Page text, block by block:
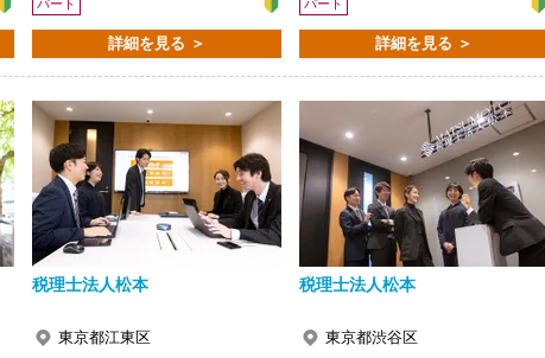
パート
詳細を見る ＞
パート
詳細を見る ＞
税理士法人松本
東京都江東区
税理士法人松本
東京都渋谷区